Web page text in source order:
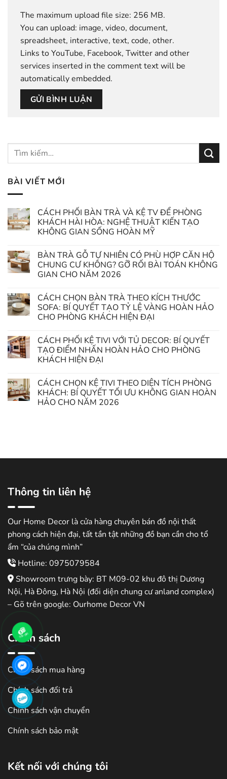
The maximum upload file size: 256 MB.
You can upload: image, video, document,
spreadsheet, interactive, text, code, other.
Links to YouTube, Facebook, Twitter and other
services inserted in the comment text will be
automatically embedded.
BÀI VIẾT MỚI
CÁCH PHỐI BÀN TRÀ VÀ KỆ TV ĐỂ PHÒNG
KHÁCH HÀI HÒA: NGHỆ THUẬT KIẾN TẠO
KHÔNG GIAN SỐNG HOÀN MỸ
BÀN TRÀ GỖ TỰ NHIÊN CÓ PHÙ HỢP CĂN HỘ
CHUNG CƯ KHÔNG? GỠ RỐI BÀI TOÁN KHÔNG
GIAN CHO NĂM 2026
CÁCH CHỌN BÀN TRÀ THEO KÍCH THƯỚC
SOFA: BÍ QUYẾT TẠO TỶ LỆ VÀNG HOÀN HẢO
CHO PHÒNG KHÁCH HIỆN ĐẠI
CÁCH PHỐI KỆ TIVI VỚI TỦ DECOR: BÍ QUYẾT
TẠO ĐIỂM NHẤN HOÀN HẢO CHO PHÒNG
KHÁCH HIỆN ĐẠI
CÁCH CHỌN KỆ TIVI THEO DIỆN TÍCH PHÒNG
KHÁCH: BÍ QUYẾT TỐI ƯU KHÔNG GIAN HOÀN
HẢO CHO NĂM 2026
Thông tin liên hệ
Our Home Decor là cửa hàng chuyên bán đồ nội thất
phong cách hiện đại, tất tần tật những đồ bạn cần cho tổ
ẩm “của chúng mình”
Hotline: 0975079584
Showroom trưng bày: BT M09-02 khu đô thị Dương
Nội, Hà Đông, Hà Nội (đối diện chung cư anland complex)
– Gõ trên google: Ourhome Decor VN
Chính sách
Chính sách mua hàng
Chính sách đổi trả
Chính sách vận chuyển
Chính sách bảo mật
Kết nối với chúng tôi